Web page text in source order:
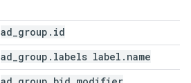
ad group . id
ad group . labels label . name